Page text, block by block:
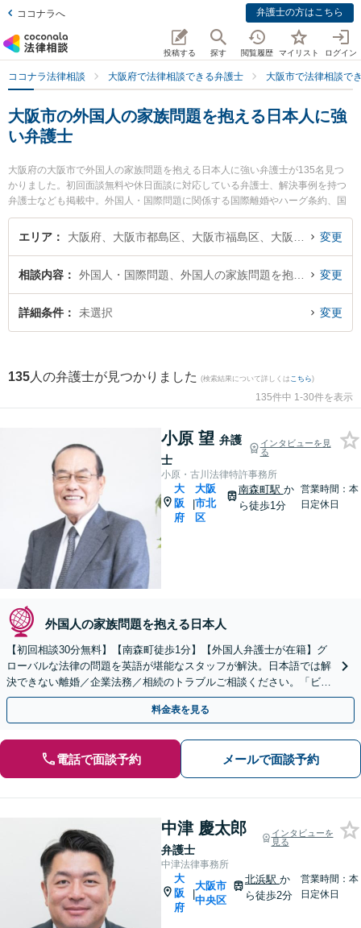
ココナラへ 弁護士の方はこちら
投稿する 探す 閲覧履歴 マイリスト ログイン
ココナラ法律相談 大阪府で法律相談できる弁護士 大阪市で法律相談で
大阪市の外国人の家族問題を抱える日本人に強
い弁護士
大阪府の大阪市で外国人の家族問題を抱える日本人に強い弁護士が135名見つ
かりました。初回面談無料や休日面談に対応している弁護士、解決事例を持つ
弁護士なども掲載中。外国人・国際問題に関係する国際離婚やハーグ条約、国
際結婚等の細かな分野での絞り込み検索もでき便利です。特に小原・古川法律
特許事務所の小原 望弁護士や中津法律事務所の中津 慶太郎弁護士、ラーレ法律
人のトラブルを今すぐに弁護士に相談したい』『外国人の家族問題を抱える日
本人のトラブル解決の実績豊富な近くの弁護士を検索したい』『初回相談無料
で外国人の家族問題を抱える日本人を法律相談できる大阪市内の弁護士に相談
エリア 変更
相談内容 変更
詳細条件 未選択 変更
135 人の弁護士が見つかりました (検索結果について詳しくは こちら)
135件中 1-30件を表示
小原 望 弁護
士
インタビューを見
る
小原・古川法律特許事務所
大
阪
府
|
大阪
市北
区
南森町駅 か
ら徒歩1分
営業時間：本
日定休日
外国人の家族問題を抱える日本人
【初回相談30分無料】【南森町徒歩1分】【外国人弁護士が在籍】グ
ローバルな法律の問題を英語が堪能なスタッフが解決。日本語では解
決できない離婚／企業法務／相続のトラブルご相談ください。「ビザ
の申請」「日本国籍の取得」サポートします。
料金表を見る
電話で面談予約 メールで面談予約
中津 慶太郎
弁護士
インタビューを
見る
中津法律事務所
大
阪
府
|
大阪市
中央区
北浜駅 か
ら徒歩2分
営業時間：本
日定休日